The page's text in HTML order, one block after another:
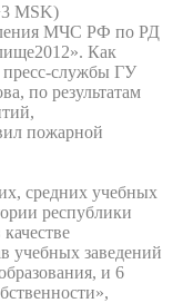
MSK)
МЧС РФ по РД
Как
пресс-службы ГУ
по результатам
пожарной
средних учебных
республики
учебных заведений
и 6